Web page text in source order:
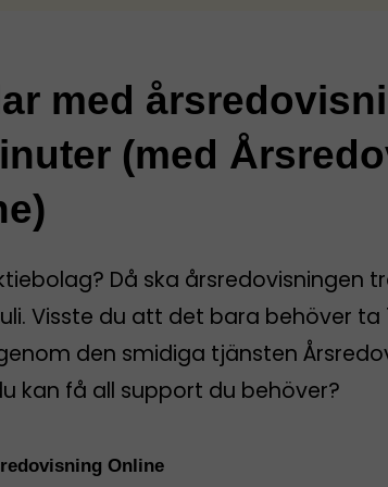
med
(med
Då ska årsredovisningen
Visste du att det bara behöver
den smidiga tjänsten
kan få all support du behöver?
Online